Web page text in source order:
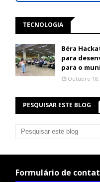
TECNOLOGIA
Béra
para
para o
Outubro 18,
PESQUISAR ESTE BLOG
Formulário de